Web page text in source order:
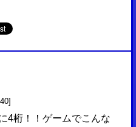
4桁！！ゲームでこんな